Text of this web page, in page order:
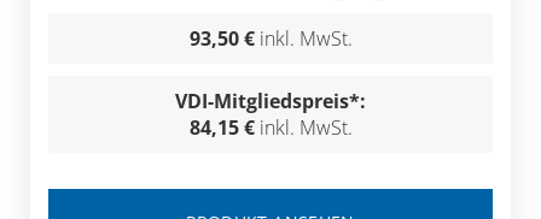
93,50 € inkl. MwSt.
VDI-Mitgliedspreis*:
84,15 € inkl. MwSt.